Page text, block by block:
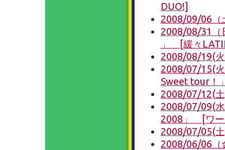
DUO!]
2008/09/06
2008/08/31（
」 [緩々
2008/08/19(
2008/07/15(
Sweet tour！
2008/07/12(
2008/07/09(
2008」 [ワー
2008/07/05(
2008/06/06